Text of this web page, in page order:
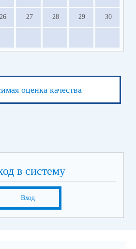
26 27 28 29 30
оценка качества
в систему
Вход